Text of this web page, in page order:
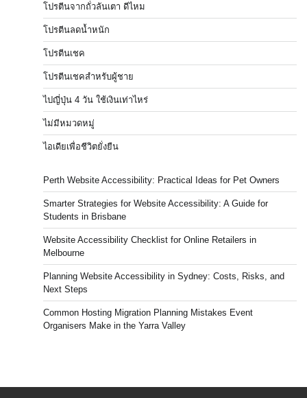
โปรตีนจากถั่วลันเตา ดีไหม
โปรตีนลดน้ำหนัก
โปรตีนเชค
โปรตีนเชคสำหรับผู้ชาย
ไปญี่ปุ่น 4 วัน ใช้เงินเท่าไหร่
ไม่มีหมวดหมู่
ไอเดียเพื่อชีวิตยั่งยืน
Perth Website Accessibility: Practical Ideas for Pet Owners
Smarter Strategies for Website Accessibility: A Guide for
Students in Brisbane
Website Accessibility Checklist for Online Retailers in
Melbourne
Planning Website Accessibility in Sydney: Costs, Risks, and
Next Steps
Common Hosting Migration Planning Mistakes Event
Organisers Make in the Yarra Valley